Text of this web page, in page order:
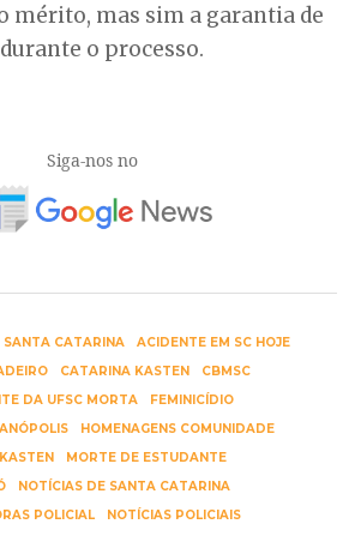
mérito, mas sim a garantia de
o processo.
Siga-nos no
SANTA CATARINA
ACIDENTE EM SC HOJE
CATARINA KASTEN
CBMSC
DA UFSC MORTA
FEMINICÍDIO
HOMENAGENS COMUNIDADE
MORTE DE ESTUDANTE
NOTÍCIAS DE SANTA CATARINA
POLICIAL
NOTÍCIAS POLICIAIS